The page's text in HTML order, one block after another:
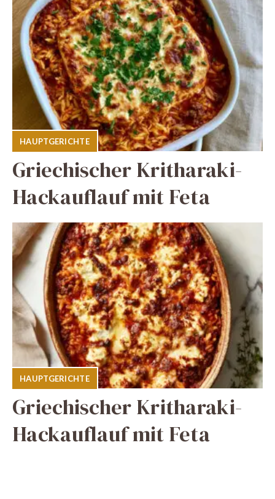
HAUPTGERICHTE
Griechischer Kritharaki-
Hackauflauf mit Feta
HAUPTGERICHTE
Griechischer Kritharaki-
Hackauflauf mit Feta